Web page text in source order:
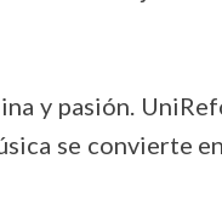
y pasión.
se convierte